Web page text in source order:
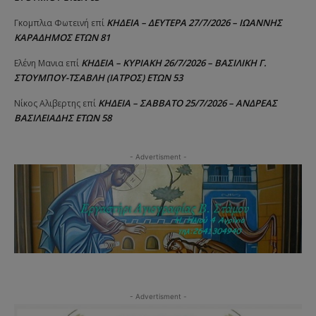
Γκομπλια Φωτεινή επί ΚΗΔΕΙΑ – ΔΕΥΤΕΡΑ 27/7/2026 – ΙΩΑΝΝΗΣ
ΚΑΡΑΔΗΜΟΣ ΕΤΩΝ 81
Ελένη Μανια επί ΚΗΔΕΙΑ – ΚΥΡΙΑΚΗ 26/7/2026 – ΒΑΣΙΛΙΚΗ Γ.
ΣΤΟΥΜΠΟΥ-ΤΣΑΒΛΗ (ΙΑΤΡΟΣ) ΕΤΩΝ 53
Νίκος Αλιβερτης επί ΚΗΔΕΙΑ – ΣΑΒΒΑΤΟ 25/7/2026 – ΑΝΔΡΕΑΣ
ΒΑΣΙΛΕΙΑΔΗΣ ΕΤΩΝ 58
- Advertisment -
- Advertisment -